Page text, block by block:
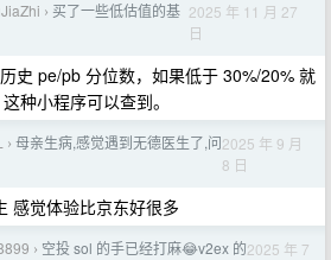
› 买了一些低估值的基 2025 年 11 月 27
日
史 pe/pb 分位数，如果低于 30%/20% 就
种小程序可以查到。
› 母亲生病,感觉遇到无德医生了,问2025 年 9 月
8 日
感觉体验比京东好很多
› 空投 sol 的手已经打麻😂v2ex 的2025 年 7